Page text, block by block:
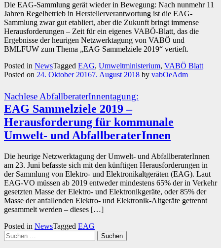
Die EAG-Sammlung gerät wieder in Bewegung: Nach nunmehr 11
Jahren Regelbetrieb in Herstellerverantwortung ist die EAG-
Sammlung zwar gut etabliert, aber die Zukunft bringt immense
Herausforderungen – Zeit für ein eigenes VABÖ-Blatt, das die
Ergebnisse der heurigen Netzwerktagung von VABÖ und
BMLFUW zum Thema „EAG Sammelziele 2019“ vertieft.
Posted in NewsTagged EAG, Umweltministerium, VABÖ Blatt
Posted on 24. Oktober 20167. August 2018 by vabOeAdm
Nachlese AbfallberaterInnentagung:
EAG Sammelziele 2019 –
Herausforderung für kommunale
Umwelt- und AbfallberaterInnen
Die heurige Netzwerktagung der Umwelt- und AbfallberaterInnen
am 23. Juni befasste sich mit den künftigen Herausforderungen in
der Sammlung von Elektro- und Elektronikaltgeräten (EAG). Laut
EAG-VO müssen ab 2019 entweder mindestens 65% der in Verkehr
gesetzten Masse der Elektro- und Elektronikgeräte, oder 85% der
Masse der anfallenden Elektro- und Elektronik-Altgeräte getrennt
gesammelt werden – dieses […]
Posted in NewsTagged EAG
Suchen
nach: